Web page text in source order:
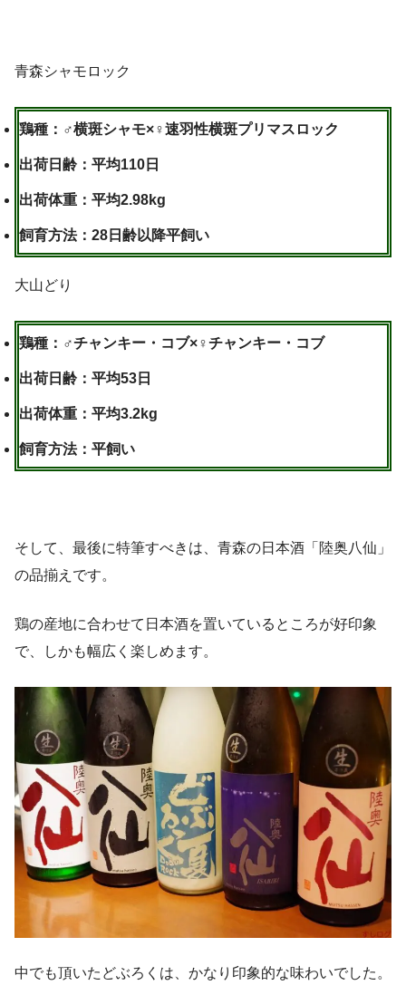
青森シャモロック
鶏種：♂横斑シャモ×♀速羽性横斑プリマスロック
出荷日齢：平均110日
出荷体重：平均2.98kg
飼育方法：28日齢以降平飼い
大山どり
鶏種：♂チャンキー・コブ×♀チャンキー・コブ
出荷日齢：平均53日
出荷体重：平均3.2kg
飼育方法：平飼い
そして、最後に特筆すべきは、青森の日本酒「陸奥八仙」
の品揃えです。
鶏の産地に合わせて日本酒を置いているところが好印象
で、しかも幅広く楽しめます。
中でも頂いたどぶろくは、かなり印象的な味わいでした。